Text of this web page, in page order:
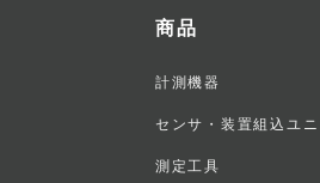
商品
計測機器
センサ・装置組込ユニ
測定工具